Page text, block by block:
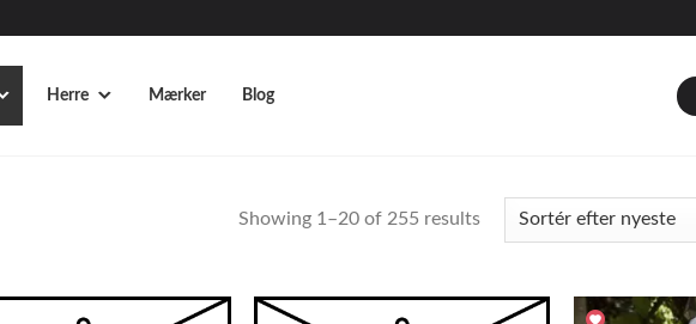
Herre Mærker Blog
Showing 1–20 of 255 results